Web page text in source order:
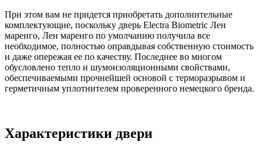
При этом вам не придется приобретать дополнительные
комплектующие, поскольку дверь Electra Biometric Лен
маренго, Лен маренго по умолчанию получила все
необходимое, полностью оправдывая собственную стоимость
и даже опережая ее по качеству. Последнее во многом
обусловлено тепло и шумоизоляционными свойствами,
обеспечиваемыми прочнейшей основой с терморазрывом и
герметичным уплотнителем проверенного немецкого бренда.
Характеристики двери